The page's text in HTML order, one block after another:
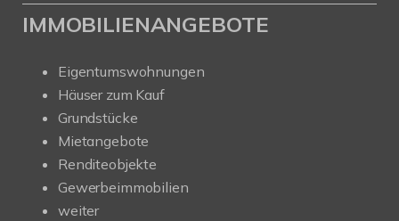
IMMOBILIENANGEBOTE
Eigentumswohnungen
Häuser zum Kauf
Grundstücke
Mietangebote
Renditeobjekte
Gewerbeimmobilien
weiter